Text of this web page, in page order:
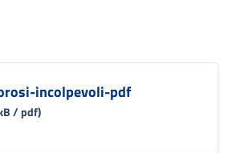
incolpevoli-pdf
/ pdf)